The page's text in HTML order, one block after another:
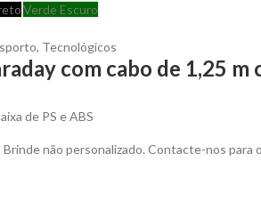
Verde Escuro
, Tecnológicos
com cabo de 1,25
de PS e ABS
não personalizado. Contacte-nos